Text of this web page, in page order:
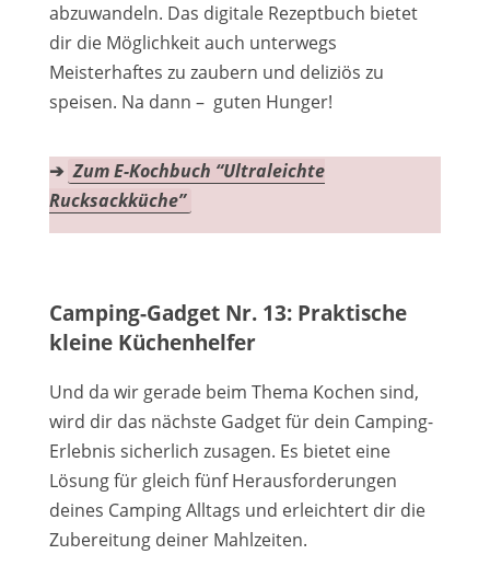
abzuwandeln. Das digitale Rezeptbuch bietet
dir die Möglichkeit auch unterwegs
Meisterhaftes zu zaubern und deliziös zu
speisen. Na dann – guten Hunger!
➔ Zum E-Kochbuch “Ultraleichte
Rucksackküche”
Camping-Gadget Nr. 13: Praktische
kleine Küchenhelfer
Und da wir gerade beim Thema Kochen sind,
wird dir das nächste Gadget für dein Camping-
Erlebnis sicherlich zusagen. Es bietet eine
Lösung für gleich fünf Herausforderungen
deines Camping Alltags und erleichtert dir die
Zubereitung deiner Mahlzeiten.